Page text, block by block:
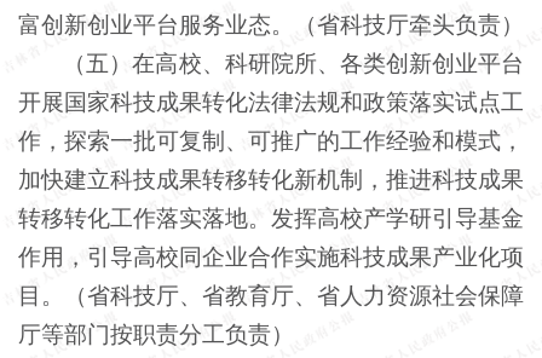
富创新创业平台服务业态。（省科技厅牵头负责）
（五）在高校、科研院所、各类创新创业平台
开展国家科技成果转化法律法规和政策落实试点工
作，探索一批可复制、可推广的工作经验和模式，
加快建立科技成果转移转化新机制，推进科技成果
转移转化工作落实落地。发挥高校产学研引导基金
作用，引导高校同企业合作实施科技成果产业化项
目。（省科技厅、省教育厅、省人力资源社会保障
厅等部门按职责分工负责）